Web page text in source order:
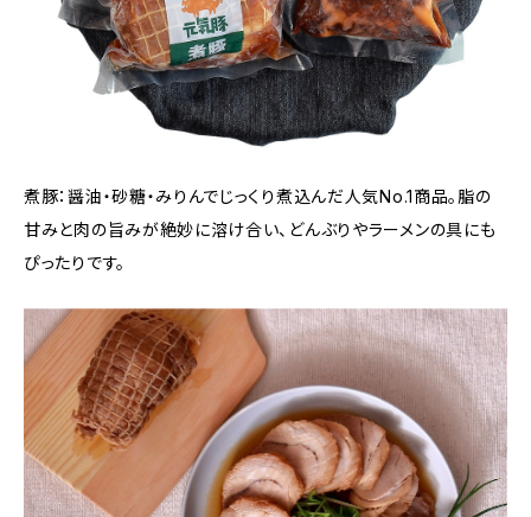
煮豚：醤油・砂糖・みりんでじっくり煮込んだ人気No.1商品。脂の
甘みと肉の旨みが絶妙に溶け合い、どんぶりやラーメンの具にも
ぴったりです。